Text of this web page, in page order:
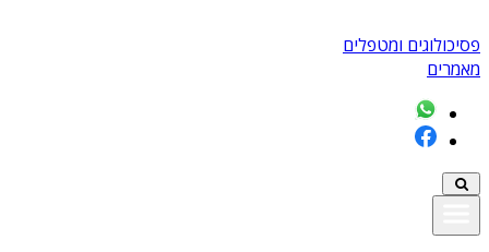
פסיכולוגים ומטפלים
מאמרים